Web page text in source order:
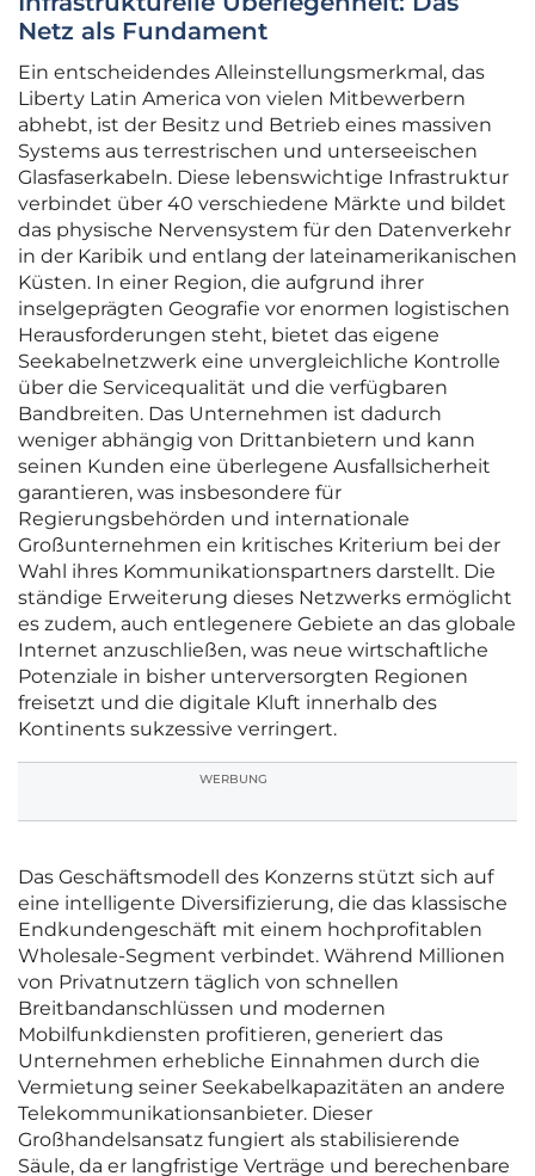
Netz als Fundament
Ein entscheidendes Alleinstellungsmerkmal, das
Liberty Latin America von vielen Mitbewerbern
abhebt, ist der Besitz und Betrieb eines massiven
Systems aus terrestrischen und unterseeischen
Glasfaserkabeln. Diese lebenswichtige Infrastruktur
verbindet über 40 verschiedene Märkte und bildet
das physische Nervensystem für den Datenverkehr
in der Karibik und entlang der lateinamerikanischen
Küsten. In einer Region, die aufgrund ihrer
inselgeprägten Geografie vor enormen logistischen
Herausforderungen steht, bietet das eigene
Seekabelnetzwerk eine unvergleichliche Kontrolle
über die Servicequalität und die verfügbaren
Bandbreiten. Das Unternehmen ist dadurch
weniger abhängig von Drittanbietern und kann
seinen Kunden eine überlegene Ausfallsicherheit
garantieren, was insbesondere für
Regierungsbehörden und internationale
Großunternehmen ein kritisches Kriterium bei der
Wahl ihres Kommunikationspartners darstellt. Die
ständige Erweiterung dieses Netzwerks ermöglicht
es zudem, auch entlegenere Gebiete an das globale
Internet anzuschließen, was neue wirtschaftliche
Potenziale in bisher unterversorgten Regionen
freisetzt und die digitale Kluft innerhalb des
Kontinents sukzessive verringert.
WERBUNG
Das Geschäftsmodell des Konzerns stützt sich auf
eine intelligente Diversifizierung, die das klassische
Endkundengeschäft mit einem hochprofitablen
Wholesale-Segment verbindet. Während Millionen
von Privatnutzern täglich von schnellen
Breitbandanschlüssen und modernen
Mobilfunkdiensten profitieren, generiert das
Unternehmen erhebliche Einnahmen durch die
Vermietung seiner Seekabelkapazitäten an andere
Telekommunikationsanbieter. Dieser
Großhandelsansatz fungiert als stabilisierende
Säule, da er langfristige Verträge und berechenbare